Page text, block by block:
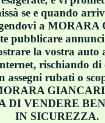
se e quando
a
pubblicare
la vostra auto
rischiando di
assegni rubati o
DI VENDERE
IN SICUREZZA.